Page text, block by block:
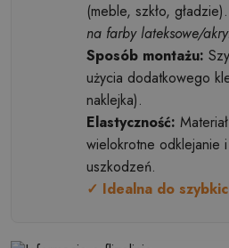
(meble, szkło, gładzie).
na farby lateksowe/
Sposób montażu:
użycia dodatkowego
naklejka).
Elastyczność:
wielokrotne odklejanie
uszkodzeń.
✓ Idealna do